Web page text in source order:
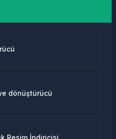
dönüştürücü
Resim İndiricisi